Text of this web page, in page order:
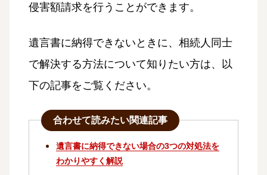
侵害額請求を行うことができます。
遺言書に納得できないときに、相続人同士
で解決する方法について知りたい方は、以
下の記事をご覧ください。
合わせて読みたい関連記事
遺言書に納得できない場合の3つの対処法を
わかりやすく解説